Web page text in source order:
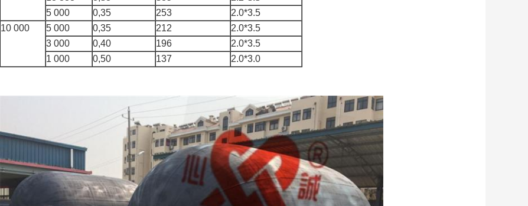
5 000
0,35 253
2.0*3.5
10 000
5 000 0,35 212
2.0*3.5
3 000
0,40 196
2.0*3.5
1 000
0,50 137 2.0*3.0